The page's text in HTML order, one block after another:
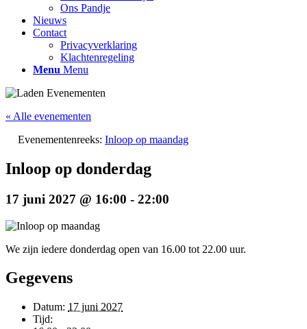
Ons Pandje
Nieuws
Contact
Privacyverklaring
Klachtenregeling
Menu Menu
« Alle evenementen
Evenementenreeks: Inloop op maandag
Inloop op donderdag
17 juni 2027 @ 16:00 - 22:00
We zijn iedere donderdag open van 16.00 tot 22.00 uur.
Gegevens
Datum: 17 juni 2027
Tijd: